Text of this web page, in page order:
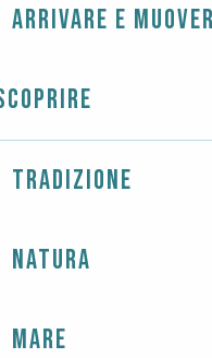
Arrivare e
Tradizione
Natura
Mare
▒▒